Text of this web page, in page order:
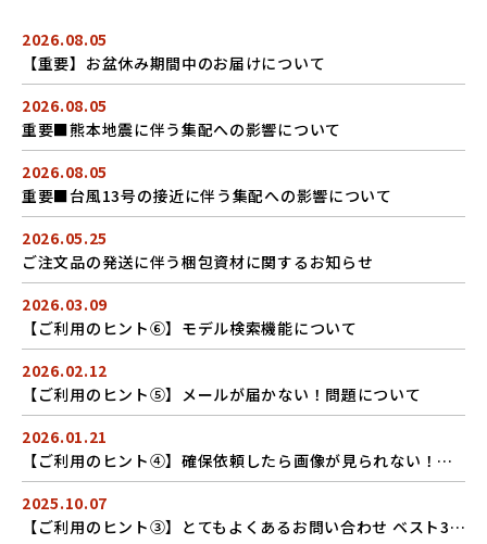
2026.08.05
【重要】お盆休み期間中のお届けについて
2026.08.05
重要■熊本地震に伴う集配への影響について
2026.08.05
重要■台風13号の接近に伴う集配への影響について
2026.05.25
ご注文品の発送に伴う梱包資材に関するお知らせ
2026.03.09
【ご利用のヒント⑥】モデル検索機能について
2026.02.12
【ご利用のヒント⑤】メールが届かない！問題について
2026.01.21
【ご利用のヒント④】確保依頼したら画像が見られない！場合
2025.10.07
【ご利用のヒント③】とてもよくあるお問い合わせ ベスト3 ＿ ログイン・メール関連の要点